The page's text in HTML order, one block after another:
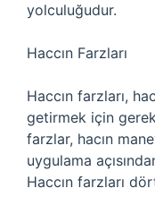
yolculuğudur.
Haccın Farzları
Haccın farzları,
getirmek için
farzlar, hacın
uygulama
Haccın farzları